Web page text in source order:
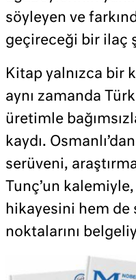
söyleyen ve
geçireceği bir ilaç
Kitap yalnızca bir
aynı zamanda
üretimle
kaydı.
serüveni,
Tunç’un
hikayesini hem de
noktalarını